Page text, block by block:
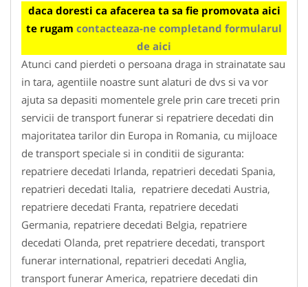
daca doresti ca afacerea ta sa fie promovata aici
te rugam contacteaza-ne completand formularul
de aici
Atunci cand pierdeti o persoana draga in strainatate sau
in tara, agentiile noastre sunt alaturi de dvs si va vor
ajuta sa depasiti momentele grele prin care treceti prin
servicii de transport funerar si repatriere decedati din
majoritatea tarilor din Europa in Romania, cu mijloace
de transport speciale si in conditii de siguranta:
repatriere decedati Irlanda, repatrieri decedati Spania,
repatrieri decedati Italia, repatriere decedati Austria,
repatriere decedati Franta, repatriere decedati
Germania, repatriere decedati Belgia, repatriere
decedati Olanda, pret repatriere decedati, transport
funerar international, repatrieri decedati Anglia,
transport funerar America, repatriere decedati din